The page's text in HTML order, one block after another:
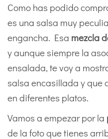
Como has podido
es una salsa muy
engancha. Esa mezcla
y aunque siempre la
ensalada, te voy a
salsa encasillada y que
en diferentes platos.
Vamos a empezar por la
de la foto que tienes